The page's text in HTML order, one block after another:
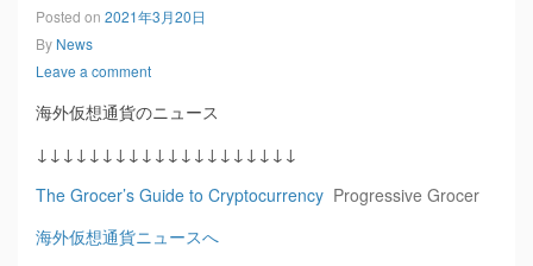
Posted on 2021年3月20日
By News
Leave a comment
海外仮想通貨のニュース
↓↓↓↓↓↓↓↓↓↓↓↓↓↓↓↓↓↓↓↓
The Grocer’s Guide to Cryptocurrency Progressive Grocer
海外仮想通貨ニュースへ